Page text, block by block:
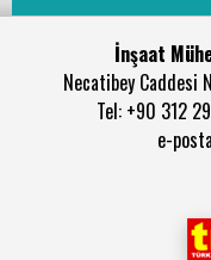
İnşaat
Necatibey Caddesi
Tel: +90 312
e-